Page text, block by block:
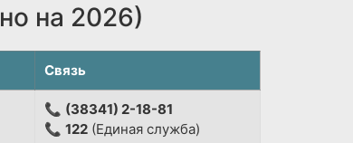
на 2026)
Связь
📞 (38341) 2-18-81
📞 122 (Единая служба)